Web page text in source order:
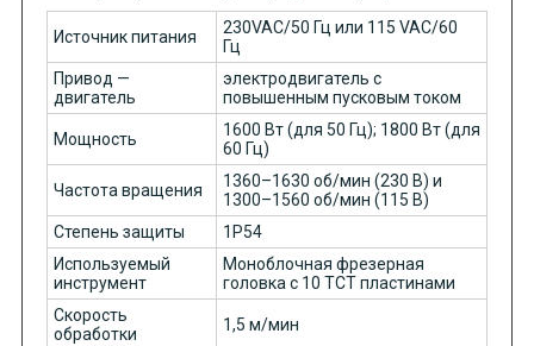
Источник питания
230VAC/50 Гц или 115 VAC/60
Гц
Привод —
двигатель
электродвигатель с
повышенным пусковым током
Мощность
1600 Вт (для 50 Гц); 1800 Вт (для
60 Гц)
Частота вращения
1360–1630 об/мин (230 В) и
1300–1560 об/мин (115 В)
Cтепень защиты
1Р54
Используемый
инструмент
Моноблочная фрезерная
головка с 10 TCT пластинами
Скорость
обработки
1,5 м/мин